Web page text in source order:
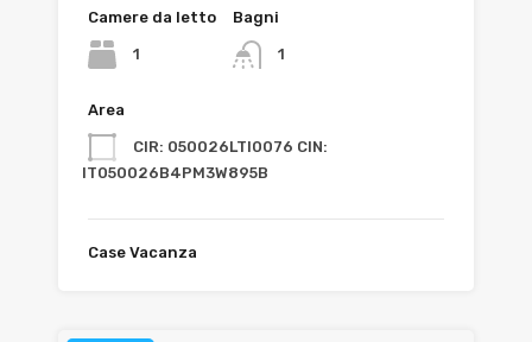
Camere da letto
1
Bagni
1
Area
CIR: 050026LTI0076 CIN:
IT050026B4PM3W895B
Case Vacanza